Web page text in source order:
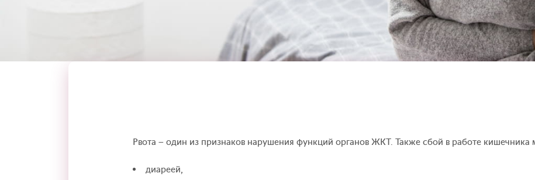
Рвота – один из признаков нарушения функций органов ЖКТ. Также сбой в работе кишечника
диареей,